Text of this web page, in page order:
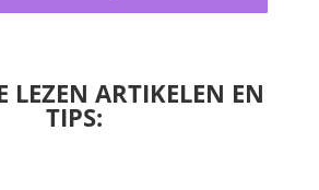
LEZEN ARTIKELEN EN
TIPS: